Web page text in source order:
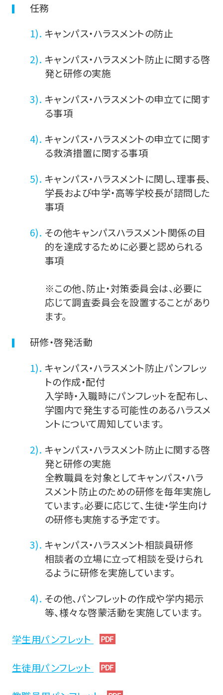
任務
キャンパス・ハラスメントの防止
キャンパス・ハラスメント防止に関する啓
発と研修の実施
キャンパス・ハラスメントの申立てに関す
る事項
キャンパス・ハラスメントの申立てに関す
る救済措置に関する事項
キャンパス・ハラスメントに関し、理事長、
学長および中学・高等学校長が諮問した
事項
その他キャンパスハラスメント関係の目
的を達成するために必要と認められる
事項
※この他、防止・対策委員会は、必要に
応じて調査委員会を設置することがあり
ます。
研修・啓発活動
キャンパス・ハラスメント防止パンフレッ
トの作成・配付
入学時・入職時にパンフレットを配布し、
学園内で発生する可能性のあるハラスメ
ントについて周知しています。
キャンパス・ハラスメント防止に関する啓
発と研修の実施
全教職員を対象としてキャンパス・ハラ
スメント防止のための研修を毎年実施し
ています。必要に応じて、生徒・学生向け
の研修も実施する予定です。
キャンパス・ハラスメント相談員研修
相談者の立場に立って相談を受けられ
るように研修を実施しています。
その他、パンフレットの作成や学内掲示
等、様々な啓蒙活動を実施しています。
学生用パンフレット
生徒用パンフレット